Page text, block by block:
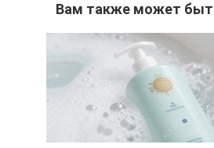
Вам также может